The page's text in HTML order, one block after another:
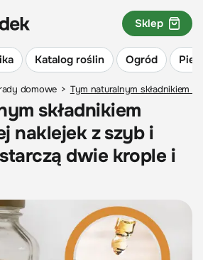
Katalog roślin Ogród
Sklep
domowe > Tym naturalnym składnikiem
składnikiem
naklejek z szyb i
dwie krople i